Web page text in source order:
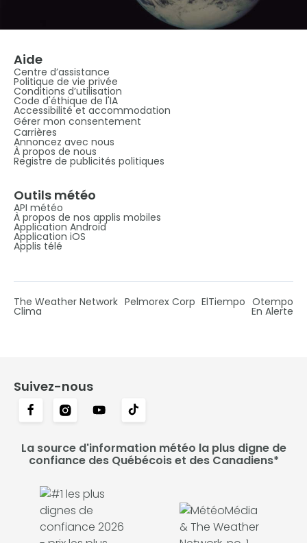
Aide
Centre d’assistance
Politique de vie privée
Conditions d’utilisation
Code d'éthique de l'IA
Accessibilité et accommodation
Gérer mon consentement
Carrières
Annoncez avec nous
À propos de nous
Registre de publicités politiques
Outils météo
API météo
À propos de nos applis mobiles
Application Android
Application iOS
Applis télé
The Weather Network Pelmorex Corp ElTiempo Otempo
Clima En Alerte
Suivez-nous
La source d'information météo la plus digne de
confiance des Québécois et des Canadiens*